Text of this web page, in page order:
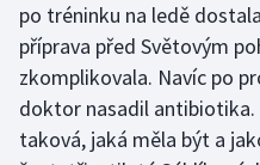
Gymnastika
Házená
Jezdectví
po tréninku na ledě
příprava před Světovým
zkomplikovala. Navíc po
doktor nasadil antibiotika.
taková, jaká měla být a